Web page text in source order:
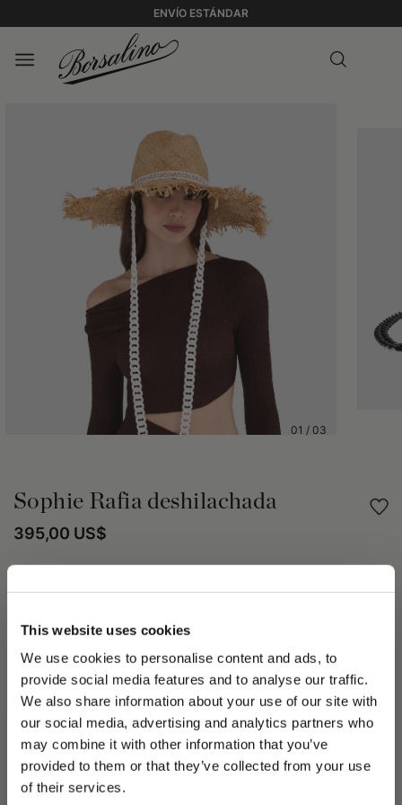
This website uses cookies
We use cookies to personalise content and ads, to
provide social media features and to analyse our traffic.
We also share information about your use of our site with
our social media, advertising and analytics partners who
may combine it with other information that you’ve
provided to them or that they’ve collected from your use
of their services.
ENVÍO ESTÁNDAR
PLEASE CHOOSE YOUR COUNTRY
We detected that you are browsing from United States, do
01 / 03
Sophie Rafia deshilachada
395,00 US$
DETALLES DEL PRODUCTO
El sombrero Sophie expresa la esencia de la feminidad y la
sofisticación. El tejido fino y deshilachado de la rafia otorga al
sombrero una ligera elegancia. La cinta, adornada con un
bordado «LOVE» de 1,5 cm, añade un toque romántico y
distintivo. La cadena extraíble ofrece la posibilidad de
personalizar tu look, añadiendo un toque de glamour. El ala
libre deshilachada de unos 13-15 cm completa el perfil de este